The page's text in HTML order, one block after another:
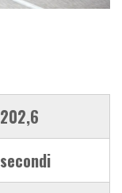
202,6
secondi